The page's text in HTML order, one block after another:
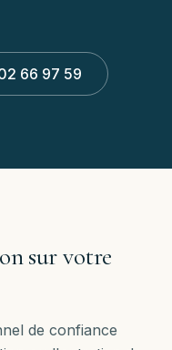
66 97 59
sur votre
de confiance